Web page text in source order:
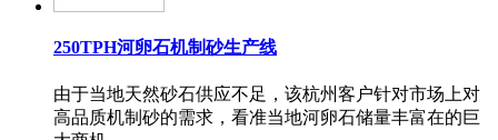
250TPH河卵石机制砂生产线
由于当地天然砂石供应不足，该杭州客户针对市场上对
高品质机制砂的需求，看准当地河卵石储量丰富在的巨